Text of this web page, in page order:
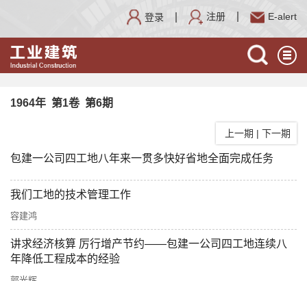
登录 注册 E-alert
1964年 第1卷 第6期
上一期 | 下一期
包建一公司四工地八年来一贯多快好省地全面完成任务
我们工地的技术管理工作
容建鸿
讲求经济核算 厉行增产节约——包建一公司四工地连续八
年降低工程成本的经验